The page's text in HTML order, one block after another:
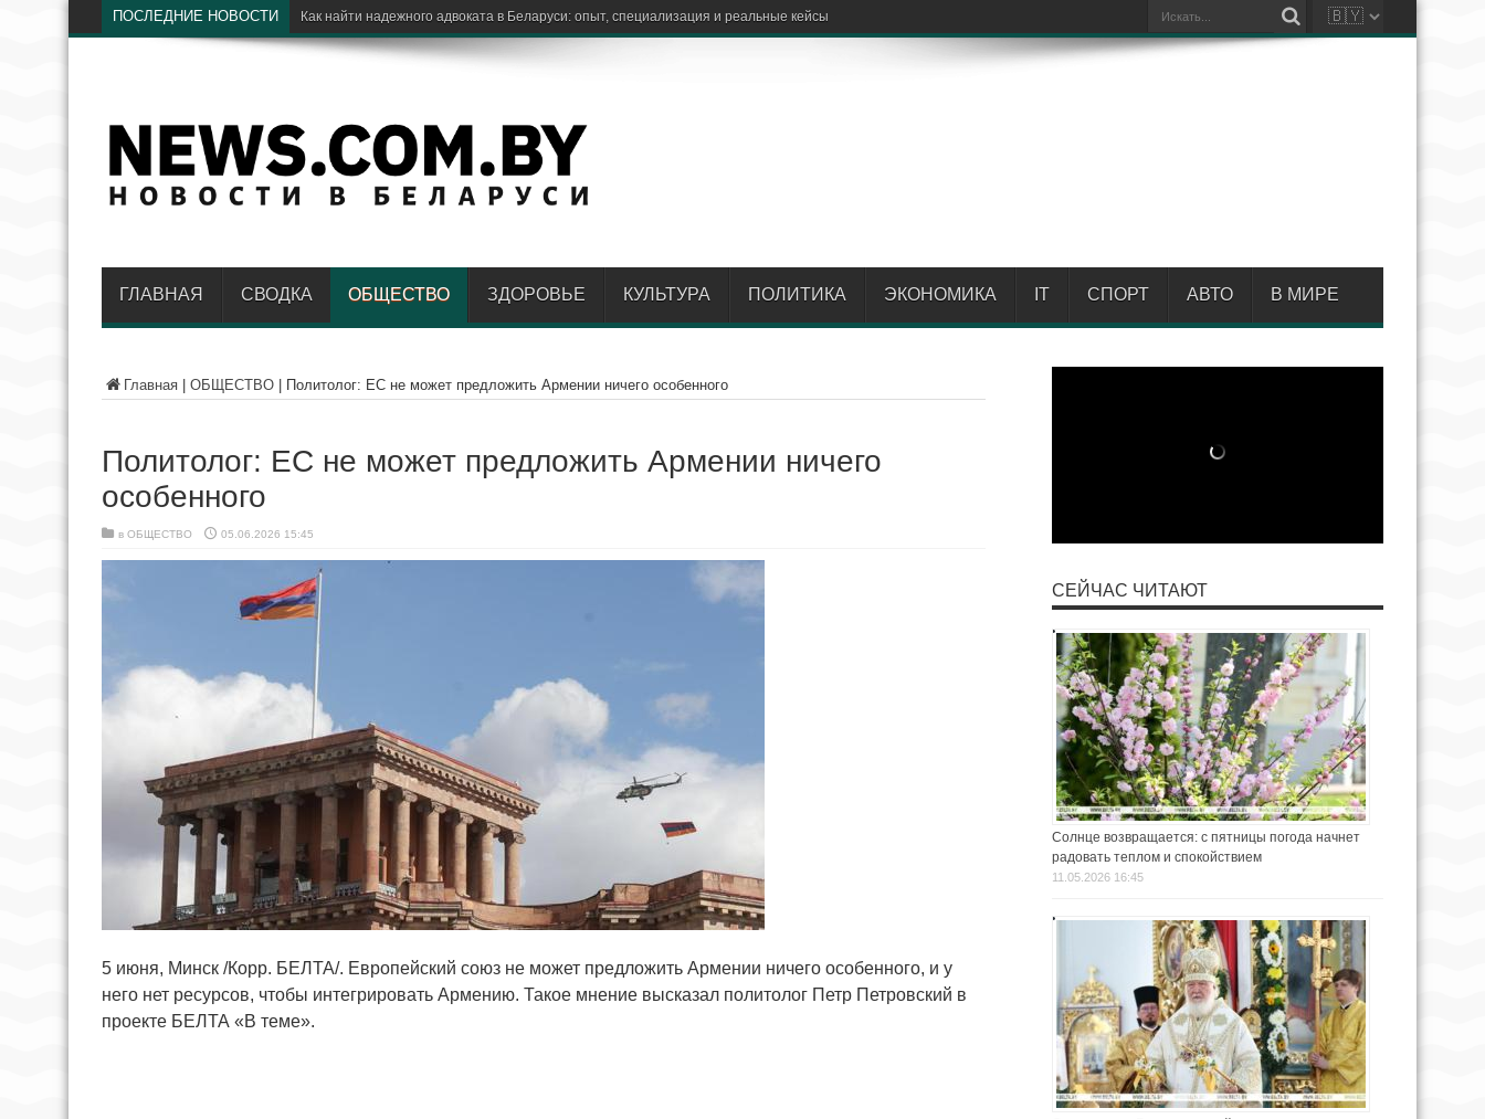
ПОСЛЕДНИЕ НОВОСТИ Электричес
ГЛАВНАЯ СВОДКА ОБЩЕСТВО ЗДОРОВЬЕ КУЛЬТУРА ПОЛИТИКА ЭКОНОМИКА IT СПОРТ АВТО В МИРЕ
Главная ОБЩЕСТВО Политолог: ЕС не может предложить Армении ничего особенного
Политолог: ЕС не может предложить Армении ничего
особенного
в ОБЩЕСТВО 05.06.2026 15:45
5 июня, Минск /Корр. БЕЛТА/. Европейский союз не может предложить Армении ничего особенного, и у
него нет ресурсов, чтобы интегрировать Армению. Такое мнение высказал политолог Петр Петровский в
проекте БЕЛТА «В теме».
СЕЙЧАС ЧИТАЮТ
Солнце возвращается: с пятницы погода начнет
радовать теплом и спокойствием
11.05.2026 16:45